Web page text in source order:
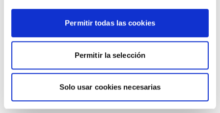
Permitir todas las cookies
Permitir la selección
Solo usar cookies necesarias